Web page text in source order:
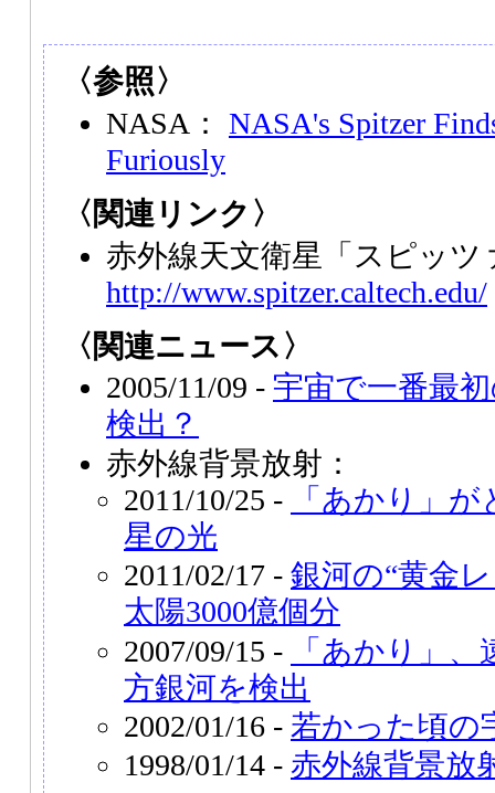
〈参照〉
NASA： NASA's Spitzer
Furiously
〈関連リンク〉
赤外線天文衛星「スピッツ
http://www.spitzer.caltech.edu/
〈関連ニュース〉
2005/11/09 - 宇宙で一番最
検出？
赤外線背景放射：
2011/10/25 -
「あかり」
星の光
2011/02/17 - 銀河の“黄金
太陽3000億個分
2007/09/15 -
「あかり」
方銀河を検出
2002/01/16 - 若かった頃の
1998/01/14 - 赤外線背景放